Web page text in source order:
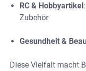
RC & Hobbyartikel
Zubehör
Gesundheit &
Diese Vielfalt macht